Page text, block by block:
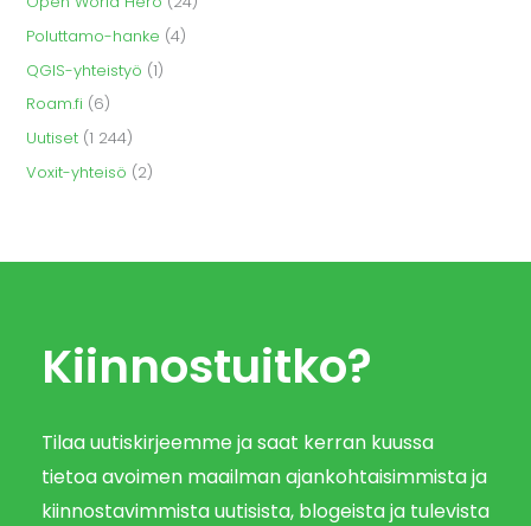
Poluttamo-hanke (4)
QGIS-yhteistyö (1)
Roam.fi (6)
Uutiset (1 244)
Voxit-yhteisö (2)
Kiinnostuitko?
Tilaa uutiskirjeemme ja saat kerran kuussa
tietoa avoimen maailman ajankohtaisimmista ja
kiinnostavimmista uutisista, blogeista ja tulevista